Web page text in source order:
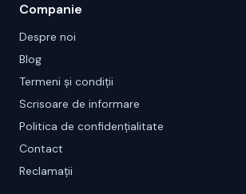
Companie
Despre noi
Blog
Termeni și condiții
Scrisoare de informare
Politica de confidențialitate
Contact
Reclamații